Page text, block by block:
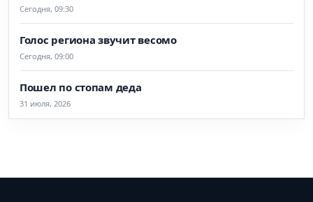
Сегодня, 09:30
Голос региона звучит весомо
Сегодня, 09:00
Пошел по стопам деда
31 июля, 2026